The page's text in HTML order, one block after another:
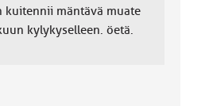
kuitennii mäntävä muate
kylykyselleen. öetä.